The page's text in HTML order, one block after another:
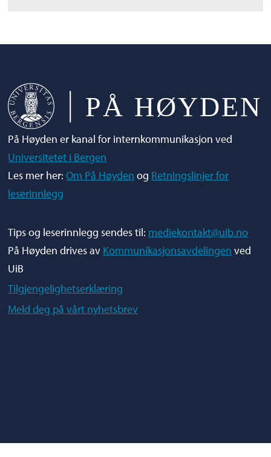
På Høyden er kanal for internkommunikasjon ved
Universitetet i Bergen
Les mer her:Om På Høyden og Retningslinjer for
leserinnlegg
Tips og leserinnlegg sendes til: mediekontakt@uib.no
På Høyden drives av Kommunikasjonsavdelingen ved
UiB
Tilgjengelighetserklæring
Meld deg på vårt nyhetsbrev